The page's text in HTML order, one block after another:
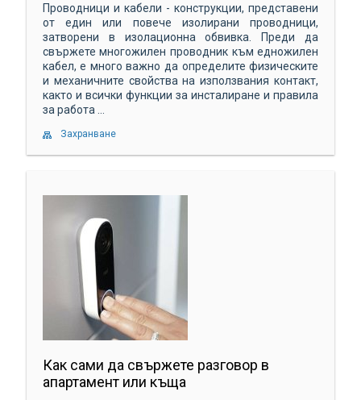
Проводници и кабели - конструкции, представени
от един или повече изолирани проводници,
затворени в изолационна обвивка. Преди да
свържете многожилен проводник към едножилен
кабел, е много важно да определите физическите
и механичните свойства на използвания контакт,
както и всички функции за инсталиране и правила
за работа ...
Захранване
Как сами да свържете разговор в
апартамент или къща